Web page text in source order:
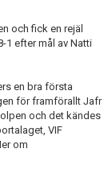
och fick en rejäl
1 efter mål av Natti
en bra första
för framförallt Jafr
och det kändes
VIF
om